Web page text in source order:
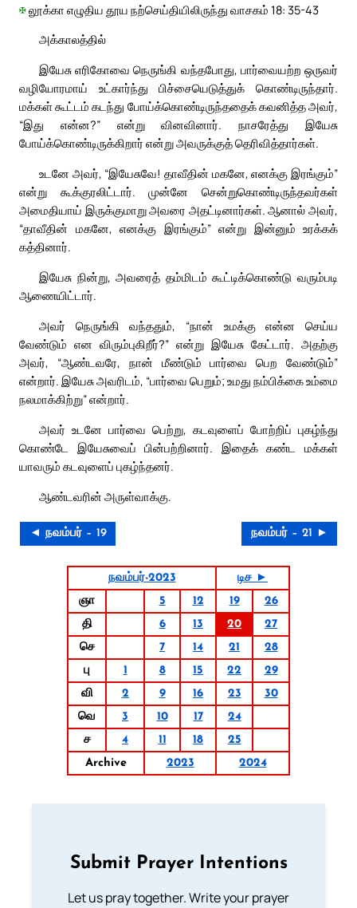
✠லூக்கா எழுதிய தூய நற்செய்தியிலிருந்து வாசகம் 18: 35-43
அக்காலத்தில்
இயேசு எரிகோவை நெருங்கி வந்தபோது, பார்வையற்ற ஒருவர்
வழியோரமாய் உட்கார்ந்து பிச்சையெடுத்துக் கொண்டிருந்தார்.
மக்கள் கூட்டம் கடந்து போய்க்கொண்டிருந்ததைக் கவனித்த அவர்,
“இது என்ன?” என்று வினவினார். நாசரேத்து இயேசு
போய்க்கொண்டிருக்கிறார் என்று அவருக்குத் தெரிவித்தார்கள்.
உடனே அவர், “இயேசுவே! தாவீதின் மகனே, எனக்கு இரங்கும்”
என்று கூக்குரலிட்டார். முன்னே சென்றுகொண்டிருந்தவர்கள்
அமைதியாய் இருக்குமாறு அவரை அதட்டினார்கள். ஆனால் அவர்,
“தாவீதின் மகனே, எனக்கு இரங்கும்” என்று இன்னும் உரக்கக்
கத்தினார்.
இயேசு நின்று, அவரைத் தம்மிடம் கூட்டிக்கொண்டு வரும்படி
ஆணையிட்டார்.
அவர் நெருங்கி வந்ததும், “நான் உமக்கு என்ன செய்ய
வேண்டும் என விரும்புகிறீர்?” என்று இயேசு கேட்டார். அதற்கு
அவர், “ஆண்டவரே, நான் மீண்டும் பார்வை பெற வேண்டும்”
என்றார். இயேசு அவரிடம், “பார்வை பெறும்; உமது நம்பிக்கை உம்மை
நலமாக்கிற்று” என்றார்.
அவர் உடனே பார்வை பெற்று, கடவுளைப் போற்றிப் புகழ்ந்து
கொண்டே இயேசுவைப் பின்பற்றினார். இதைக் கண்ட மக்கள்
யாவரும் கடவுளைப் புகழ்ந்தனர்.
ஆண்டவரின் அருள்வாக்கு.
◄ நவம்பர் – 19 நவம்பர் – 21 ►
நவம்பர்-2023
டிச ►
ஞா
5 12 19
26
தி
6 13 20
27
செ
7 14 21
28
பு
1 8 15 22
29
வி
2 9 16 23
30
வெ
3 10 17
24
ச
4 11 18
25
Archive
2023 2024
Submit Prayer Intentions
Let us pray together. Write your prayer